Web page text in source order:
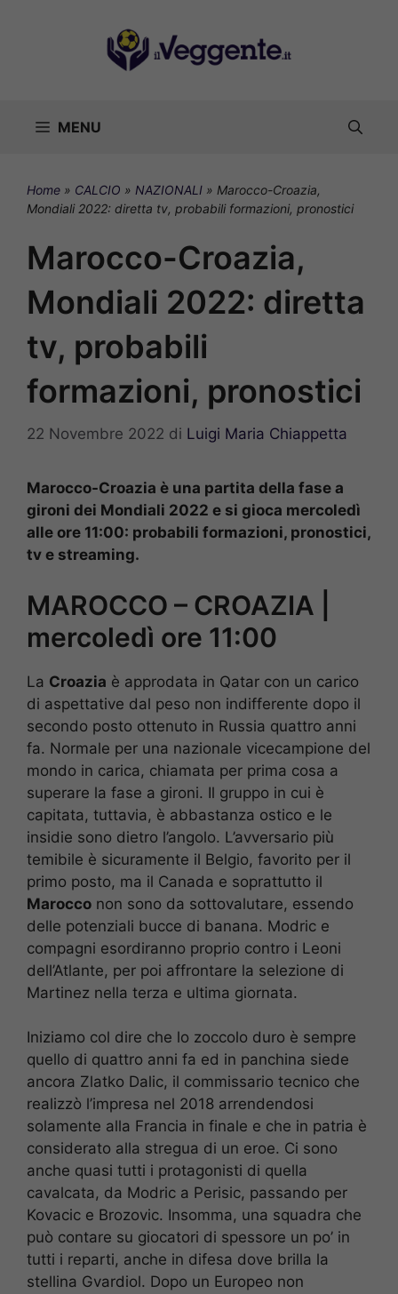
MENU
Home » CALCIO » NAZIONALI » Marocco-Croazia,
Mondiali 2022: diretta tv, probabili formazioni, pronostici
Marocco-Croazia,
Mondiali 2022: diretta
tv, probabili
formazioni, pronostici
22 Novembre 2022 di Luigi Maria Chiappetta
Marocco-Croazia è una partita della fase a
gironi dei Mondiali 2022 e si gioca mercoledì
alle ore 11:00: probabili formazioni, pronostici,
tv e streaming.
MAROCCO – CROAZIA |
mercoledì ore 11:00
La Croazia è approdata in Qatar con un carico
di aspettative dal peso non indifferente dopo il
secondo posto ottenuto in Russia quattro anni
fa. Normale per una nazionale vicecampione del
mondo in carica, chiamata per prima cosa a
superare la fase a gironi. Il gruppo in cui è
capitata, tuttavia, è abbastanza ostico e le
insidie sono dietro l’angolo. L’avversario più
temibile è sicuramente il Belgio, favorito per il
primo posto, ma il Canada e soprattutto il
Marocco non sono da sottovalutare, essendo
delle potenziali bucce di banana. Modric e
compagni esordiranno proprio contro i Leoni
dell’Atlante, per poi affrontare la selezione di
Martinez nella terza e ultima giornata.
Iniziamo col dire che lo zoccolo duro è sempre
quello di quattro anni fa ed in panchina siede
ancora Zlatko Dalic, il commissario tecnico che
realizzò l’impresa nel 2018 arrendendosi
solamente alla Francia in finale e che in patria è
considerato alla stregua di un eroe. Ci sono
anche quasi tutti i protagonisti di quella
cavalcata, da Modric a Perisic, passando per
Kovacic e Brozovic. Insomma, una squadra che
può contare su giocatori di spessore un po’ in
tutti i reparti, anche in difesa dove brilla la
stellina Gvardiol. Dopo un Europeo non